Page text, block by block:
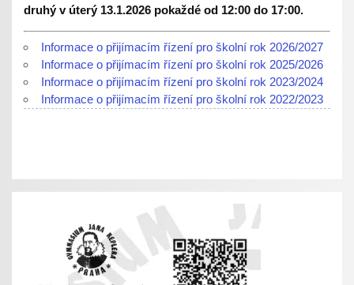
druhý v úterý 13.1.2026 pokaždé od 12:00 do 17:00.
Informace o přijímacím řízení pro školní rok 2026/2027
Informace o přijímacím řízení pro školní rok 2025/2026
Informace o přijímacím řízení pro školní rok 2023/2024
Informace o přijímacím řízení pro školní rok 2022/2023